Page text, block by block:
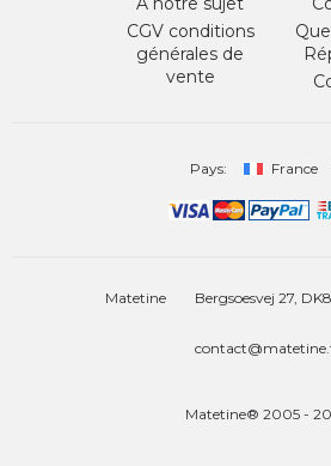
CGV conditions
générales de
vente
Pays: France
Matetine Bergsoesvej 27,
Matetine® 2005 -